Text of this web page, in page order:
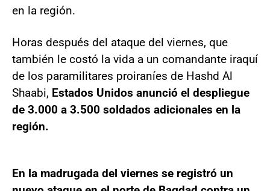
en la región.
Horas después del ataque del viernes, que
también le costó la vida a un comandante iraquí
de los paramilitares proiraníes de Hashd Al
Shaabi, Estados Unidos anunció el despliegue
de 3.000 a 3.500 soldados adicionales en la
región.
En la madrugada del viernes se registró un